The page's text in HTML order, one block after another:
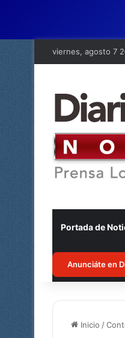
viernes, agosto 7
Portada de
Anunciáte en
Inicio /